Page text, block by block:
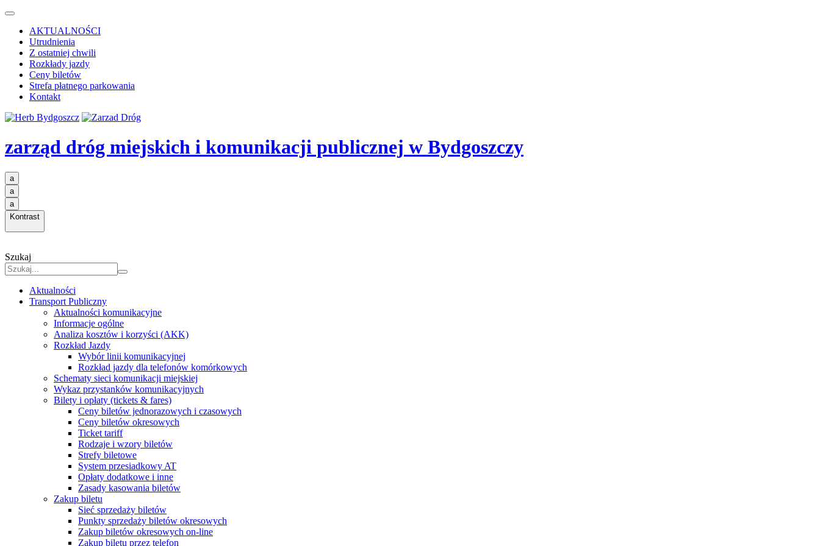
AKTUALNOŚCI
Utrudnienia
Z ostatniej chwili
Rozkłady jazdy
Ceny biletów
Strefa płatnego parkowania
Kontakt
zarząd dróg miejskich i komunikacji publicznej w Bydgoszczy
a
a
a
Kontrast
Szukaj
Aktualności
Transport Publiczny
Aktualności komunikacyjne
Informacje ogólne
Analiza kosztów i korzyści (AKK)
Rozkład Jazdy
Wybór linii komunikacyjnej
Rozkład jazdy dla telefonów komórkowych
Schematy sieci komunikacji miejskiej
Wykaz przystanków komunikacyjnych
Bilety i opłaty (tickets & fares)
Ceny biletów jednorazowych i czasowych
Ceny biletów okresowych
Ticket tariff
Rodzaje i wzory biletów
Strefy biletowe
System przesiadkowy AT
Opłaty dodatkowe i inne
Zasady kasowania biletów
Zakup biletu
Sieć sprzedaży biletów
Punkty sprzedaży biletów okresowych
Zakup biletów okresowych on-line
Zakup biletu przez telefon